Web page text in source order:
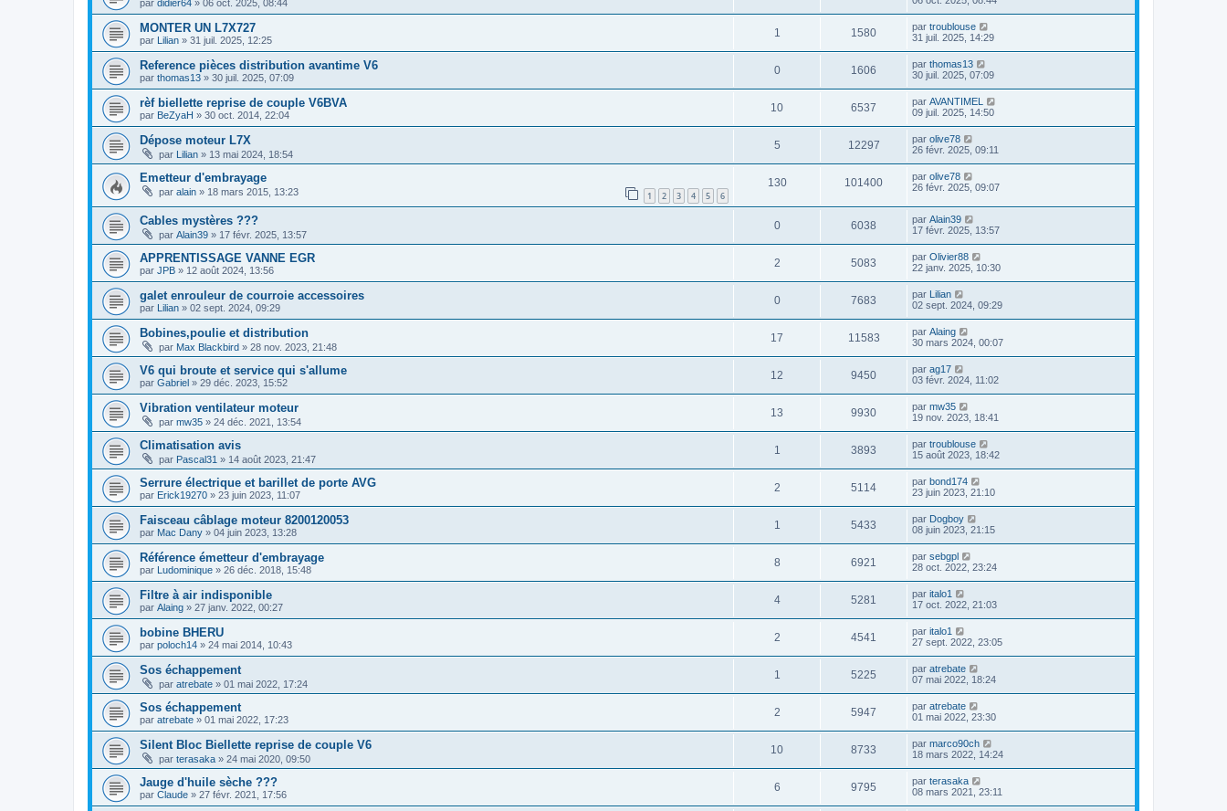
par didier64 » 06 oct. 2025, 08:44
MONTER UN L7X727
par Lilian » 31 juil. 2025, 12:25
1 1580 par troublouse
31 juil. 2025, 14:29
Reference pièces distribution avantime V6
par thomas13 » 30 juil. 2025, 07:09
0 1606 par thomas13
30 juil. 2025, 07:09
rèf biellette reprise de couple V6BVA
par BeZyaH » 30 oct. 2014, 22:04
10 6537 par AVANTIMEL
09 juil. 2025, 14:50
Dépose moteur L7X
par Lilian » 13 mai 2024, 18:54
5 12297 par olive78
26 févr. 2025, 09:11
Emetteur d'embrayage
par alain » 18 mars 2015, 13:23 1 2 3 4 5 6
130 101400 par olive78
26 févr. 2025, 09:07
Cables mystères ???
par Alain39 » 17 févr. 2025, 13:57
0 6038 par Alain39
17 févr. 2025, 13:57
APPRENTISSAGE VANNE EGR
par JPB » 12 août 2024, 13:56
2 5083 par Olivier88
22 janv. 2025, 10:30
galet enrouleur de courroie accessoires
par Lilian » 02 sept. 2024, 09:29
0 7683 par Lilian
02 sept. 2024, 09:29
Bobines,poulie et distribution
par Max Blackbird » 28 nov. 2023, 21:48
17 11583 par Alaing
30 mars 2024, 00:07
V6 qui broute et service qui s'allume
par Gabriel » 29 déc. 2023, 15:52
12 9450 par ag17
03 févr. 2024, 11:02
Vibration ventilateur moteur
par mw35 » 24 déc. 2021, 13:54
13 9930 par mw35
19 nov. 2023, 18:41
Climatisation avis
par Pascal31 » 14 août 2023, 21:47
1 3893 par troublouse
15 août 2023, 18:42
Serrure électrique et barillet de porte AVG
par Erick19270 » 23 juin 2023, 11:07
2 5114 par bond174
23 juin 2023, 21:10
Faisceau câblage moteur 8200120053
par Mac Dany » 04 juin 2023, 13:28
1 5433 par Dogboy
08 juin 2023, 21:15
Référence émetteur d'embrayage
par Ludominique » 26 déc. 2018, 15:48
8 6921 par sebgpl
28 oct. 2022, 23:24
Filtre à air indisponible
par Alaing » 27 janv. 2022, 00:27
4 5281 par italo1
17 oct. 2022, 21:03
bobine BHERU
par poloch14 » 24 mai 2014, 10:43
2 4541 par italo1
27 sept. 2022, 23:05
Sos échappement
par atrebate » 01 mai 2022, 17:24
1 5225 par atrebate
07 mai 2022, 18:24
Sos échappement
par atrebate » 01 mai 2022, 17:23
2 5947 par atrebate
01 mai 2022, 23:30
Silent Bloc Biellette reprise de couple V6
par terasaka » 24 mai 2020, 09:50
10 8733 par marco90ch
18 mars 2022, 14:24
Jauge d'huile sèche ???
par Claude » 27 févr. 2021, 17:56
6 9795 par terasaka
08 mars 2021, 23:11